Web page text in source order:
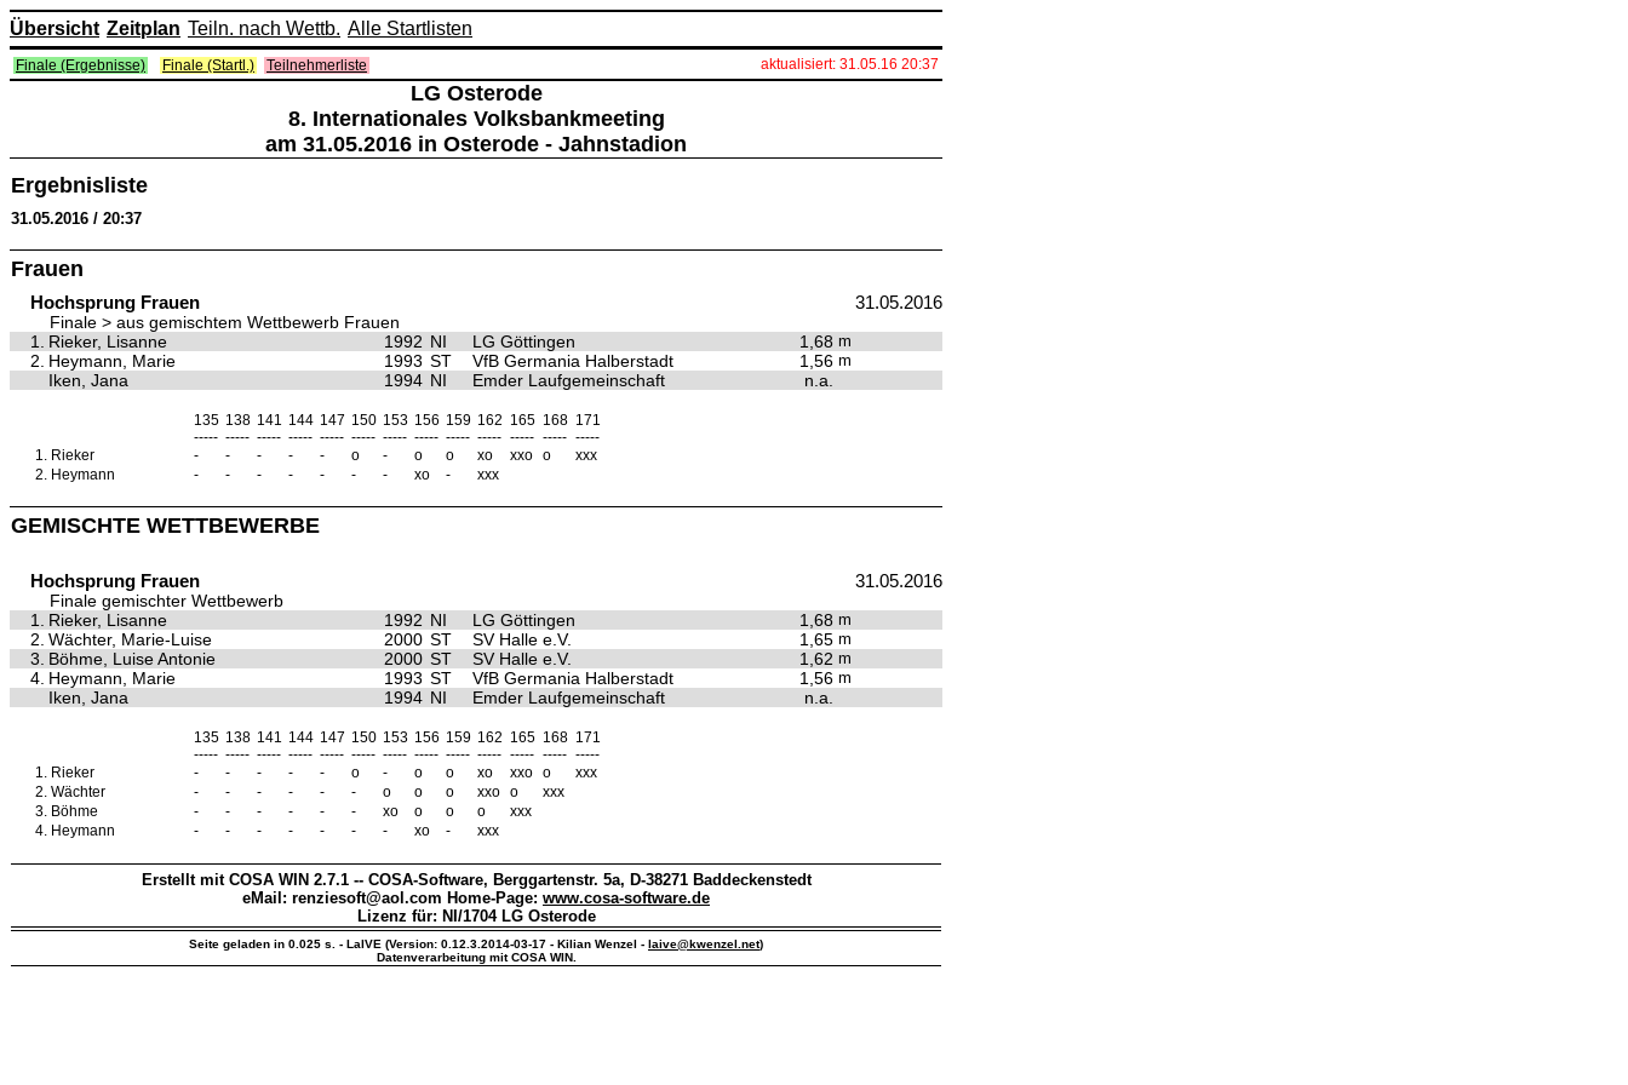
Übersicht Zeitplan Teiln. nach Wettb. Alle Startlisten
Finale (Ergebnisse) Finale (Startl.) Teilnehmerliste aktualisiert: 31.05.16 20:37
LG Osterode
8. Internationales Volksbankmeeting
am 31.05.2016 in Osterode - Jahnstadion
Ergebnisliste
31.05.2016 / 20:37
Frauen
Hochsprung Frauen 31.05.2016
Finale > aus gemischtem Wettbewerb Frauen
1.
Rieker, Lisanne 1992 NI LG Göttingen 1,68 m
2. Heymann, Marie 1993 ST VfB Germania Halberstadt 1,56 m
Iken, Jana 1994 NI Emder Laufgemeinschaft n.a.
135 138 141 144 147 150 153 156 159 162 165 168 171
----- ----- ----- ----- ----- ----- ----- ----- ----- ----- ----- ----- -----
1. Rieker - - - - - o - o o xo xxo o
xxx
2. Heymann - - - - - - - xo - xxx
GEMISCHTE WETTBEWERBE
Hochsprung Frauen 31.05.2016
Finale gemischter Wettbewerb
1.
Rieker, Lisanne 1992 NI LG Göttingen 1,68 m
2. Wächter, Marie-Luise 2000 ST SV Halle e.V. 1,65 m
3. Böhme, Luise Antonie 2000 ST SV Halle e.V. 1,62 m
4. Heymann, Marie 1993 ST VfB Germania Halberstadt 1,56 m
Iken, Jana 1994 NI Emder Laufgemeinschaft n.a.
135 138 141 144 147 150 153 156 159 162 165 168 171
----- ----- ----- ----- ----- ----- ----- ----- ----- ----- ----- ----- -----
1. Rieker - - - - - o - o o xo xxo o
xxx
2. Wächter - - - - - - o o o xxo o
xxx
3. Böhme - - - - - - xo o o o
xxx
4. Heymann - - - - - - - xo - xxx
Erstellt mit COSA WIN 2.7.1 -- COSA-Software, Berggartenstr. 5a, D-38271 Baddeckenstedt
eMail: renziesoft@aol.com Home-Page: www.cosa-software.de
Lizenz für: NI/1704 LG Osterode
Seite geladen in 0.025 s. - LaIVE (Version: 0.12.3.2014-03-17 - Kilian Wenzel - laive@kwenzel.net)
Datenverarbeitung mit COSA WIN.